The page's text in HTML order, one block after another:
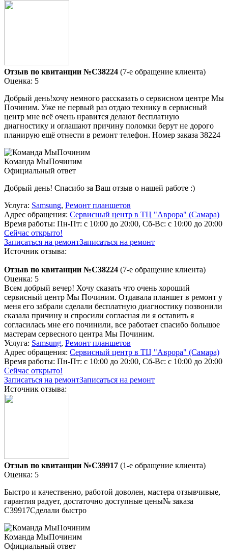
Отзыв по квитанции №C38224 (7-е обращение клиента)
Оценка: 5
Добрый день!хочу немного рассказать о сервисном центре Мы
Починим. Уже не первый раз отдаю технику в сервисный
центр мне всё очень нравится делают бесплатную
диагностику и оглашают причину поломки берут не дорого
планирую ещё отнести в ремонт телефон. Номер заказа 38224
Команда МыПочиним
Официальный ответ
Добрый день! Спасибо за Ваш отзыв о нашей работе :)
Услуга: Samsung, Ремонт планшетов
Адрес обращения: Сервисный центр в ТЦ "Аврора" (Самара)
Время работы: Пн-Пт: с 10:00 до 20:00, Сб-Вс: с 10:00 до 20:00
Сейчас открыто!
Записаться на ремонтЗаписаться на ремонт
Источник отзыва:
Отзыв по квитанции №C38224 (7-е обращение клиента)
Оценка: 5
Всем добрый вечер! Хочу сказать что очень хороший
сервисный центр Мы Починим. Отдавала планшет в ремонт у
меня его забрали сделали бесплатную диагностику позвонили
сказала причину и спросили согласная ли я оставить я
согласилась мне его починили, все работает спасибо большое
мастерам сервесного центра Мы Починим.
Услуга: Samsung, Ремонт планшетов
Адрес обращения: Сервисный центр в ТЦ "Аврора" (Самара)
Время работы: Пн-Пт: с 10:00 до 20:00, Сб-Вс: с 10:00 до 20:00
Сейчас открыто!
Записаться на ремонтЗаписаться на ремонт
Источник отзыва:
Отзыв по квитанции №C39917 (1-е обращение клиента)
Оценка: 5
Быстро и качественно, работой доволен, мастера отзывчивые,
гарантия радует, достаточно доступные цены№ заказа
C39917Сделали быстро
Команда МыПочиним
Официальный ответ